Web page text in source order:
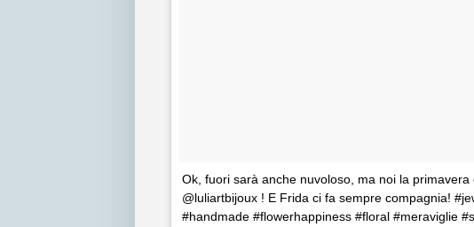
Ok, fuori sarà anche nuvoloso, ma noi la
@luliartbijoux ! E Frida ci fa sempre compagnia!
#handmade #flowerhappiness #floral #meraviglie